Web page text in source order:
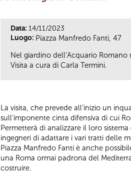
Data: 14/11/2023
Luogo: Piazza Manfredo Fanti, 47
Nel giardino dell’Acquario
Visita a cura di Carla Termini.
La visita, che prevede all’inizio un
sull’imponente cinta difensiva di cui
Permetterà di analizzare il loro
ingegneri di adattare i vari tratti delle
Piazza Manfredo Fanti è anche
una Roma ormai padrona del
costruire.